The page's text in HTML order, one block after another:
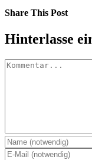
Share This Post
Facebook
X
LinkedIn
Pinterest
Hinterlasse
Kommentar